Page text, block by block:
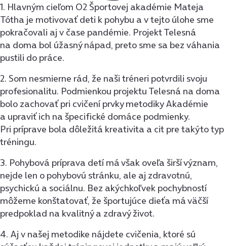
1. Hlavným cieľom O2 Športovej akadémie Mateja
Tótha je motivovať deti k pohybu a v tejto úlohe sme
pokračovali aj v čase pandémie. Projekt Telesná
na doma bol úžasný nápad, preto sme sa bez váhania
pustili do práce.
2. Som nesmierne rád, že naši tréneri potvrdili svoju
profesionalitu. Podmienkou projektu Telesná na doma
bolo zachovať pri cvičení prvky metodiky Akadémie
a upraviť ich na špecifické domáce podmienky.
Pri príprave bola dôležitá kreativita a cit pre takýto typ
tréningu.
3. Pohybová príprava detí má však oveľa širší význam,
nejde len o pohybovú stránku, ale aj zdravotnú,
psychickú a sociálnu. Bez akýchkoľvek pochybností
môžeme konštatovať, že športujúce dieťa má väčší
predpoklad na kvalitný a zdravý život.
4. Aj v našej metodike nájdete cvičenia, ktoré sú